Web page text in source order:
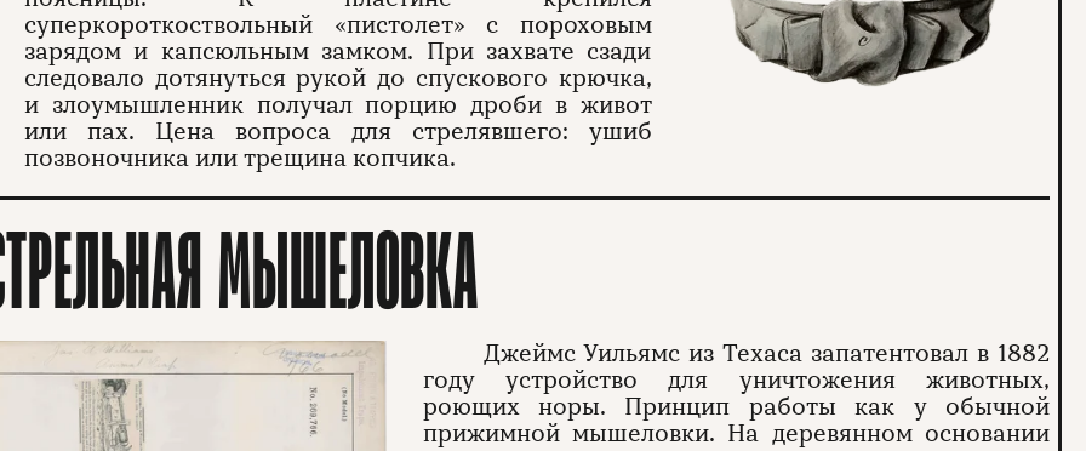
суперкороткоствольный «пистолет» с пороховым
зарядом и капсюльным замком. При захвате сзади
следовало дотянуться рукой до спускового крючка,
и злоумышленник получал порцию дроби в живот
или пах. Цена вопроса для стрелявшего: ушиб
позвоночника или трещина копчика.
МЫШЕЛОВКА
Джеймс Уильямс из Техаса запатентовал в 1882
году устройство для уничтожения животных,
роющих норы. Принцип работы как у обычной
прижимной мышеловки. На деревянном основании